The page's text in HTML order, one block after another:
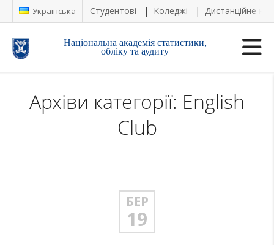
Українська Студентові Коледжі Дистанційне
Національна академія статистики,
обліку та аудиту
Архіви категорії: English
Club
БЕР
19